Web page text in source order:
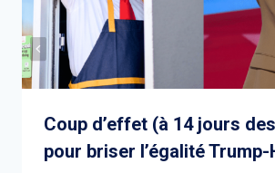
Coup d’effet (à 14 jours
pour briser l’égalité